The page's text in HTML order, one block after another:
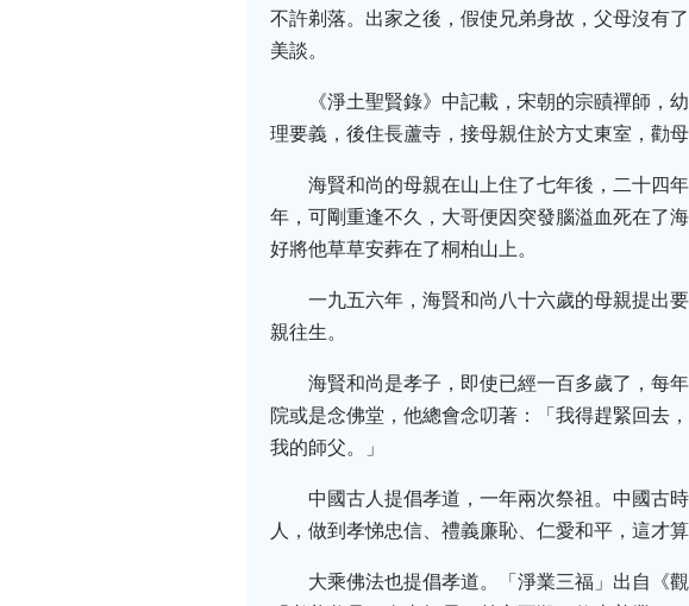
不許剃落。出家之後，假使兄弟身故，父母沒有
美談。
《淨土聖賢錄》中記載，宋朝的宗賾禪師，
理要義，後住長蘆寺，接母親住於方丈東室，勸
海賢和尚的母親在山上住了七年後，二十四
年，可剛重逢不久，大哥便因突發腦溢血死在了
好將他草草安葬在了桐柏山上。
一九五六年，海賢和尚八十六歲的母親提出
親往生。
海賢和尚是孝子，即使已經一百多歲了，每
院或是念佛堂，他總會念叨著：「我得趕緊回去
我的師父。」
中國古人提倡孝道，一年兩次祭祖。中國古
人，做到孝悌忠信、禮義廉恥、仁愛和平，這才
大乘佛法也提倡孝道。「淨業三福」出自《